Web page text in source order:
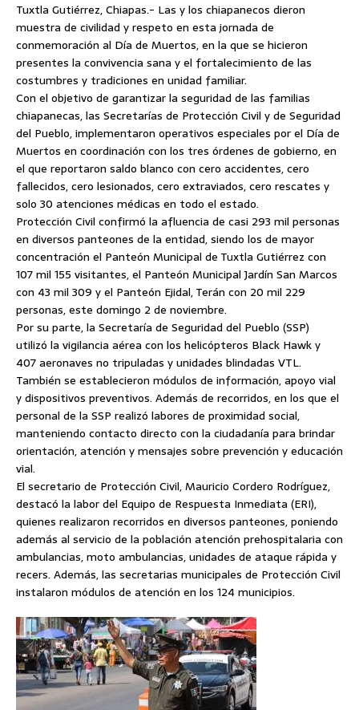
Tuxtla Gutiérrez, Chiapas.- Las y los chiapanecos dieron
muestra de civilidad y respeto en esta jornada de
conmemoración al Día de Muertos, en la que se hicieron
presentes la convivencia sana y el fortalecimiento de las
costumbres y tradiciones en unidad familiar.
Con el objetivo de garantizar la seguridad de las familias
chiapanecas, las Secretarías de Protección Civil y de Seguridad
del Pueblo, implementaron operativos especiales por el Día de
Muertos en coordinación con los tres órdenes de gobierno, en
el que reportaron saldo blanco con cero accidentes, cero
fallecidos, cero lesionados, cero extraviados, cero rescates y
solo 30 atenciones médicas en todo el estado.
Protección Civil confirmó la afluencia de casi 293 mil personas
en diversos panteones de la entidad, siendo los de mayor
concentración el Panteón Municipal de Tuxtla Gutiérrez con
107 mil 155 visitantes, el Panteón Municipal Jardín San Marcos
con 43 mil 309 y el Panteón Ejidal, Terán con 20 mil 229
personas, este domingo 2 de noviembre.
Por su parte, la Secretaría de Seguridad del Pueblo (SSP)
utilizó la vigilancia aérea con los helicópteros Black Hawk y
407 aeronaves no tripuladas y unidades blindadas VTL.
También se establecieron módulos de información, apoyo vial
y dispositivos preventivos. Además de recorridos, en los que el
personal de la SSP realizó labores de proximidad social,
manteniendo contacto directo con la ciudadanía para brindar
orientación, atención y mensajes sobre prevención y educación
vial.
El secretario de Protección Civil, Mauricio Cordero Rodríguez,
destacó la labor del Equipo de Respuesta Inmediata (ERI),
quienes realizaron recorridos en diversos panteones, poniendo
además al servicio de la población atención prehospitalaria con
ambulancias, moto ambulancias, unidades de ataque rápida y
recers. Además, las secretarias municipales de Protección Civil
instalaron módulos de atención en los 124 municipios.